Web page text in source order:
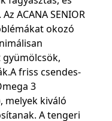
ACANA SENIOR
okozó
friss csendes-
3
melyek kiváló
A tengeri